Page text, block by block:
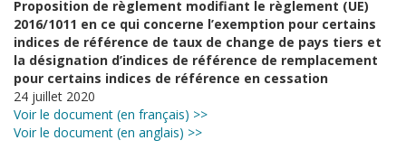
Proposition de règlement modifiant le règlement (UE)
2016/1011 en ce qui concerne l’exemption pour certains
indices de référence de taux de change de pays tiers et
la désignation d’indices de référence de remplacement
pour certains indices de référence en cessation
24 juillet 2020
Voir le document (en français) >>
Voir le document (en anglais) >>